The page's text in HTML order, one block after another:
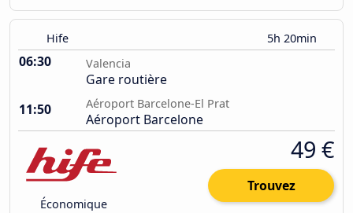
Hife 5h 20min
06:30 Valencia
Gare routière
11:50
Aéroport Barcelone-El Prat
Aéroport Barcelone
Économique
49 €
Trouvez